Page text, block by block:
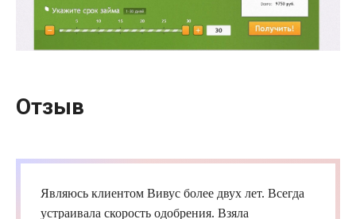
Отзыв
Являюсь клиентом Вивус более двух лет. Всегда
устраивала скорость одобрения. Взяла